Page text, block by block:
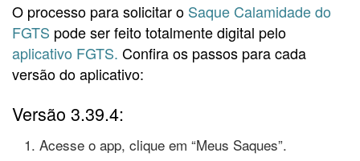
O processo para solicitar o Saque Calamidade do
FGTS pode ser feito totalmente digital pelo
aplicativo FGTS. Confira os passos para cada
versão do aplicativo:
Versão 3.39.4:
Acesse o app, clique em “Meus Saques”.